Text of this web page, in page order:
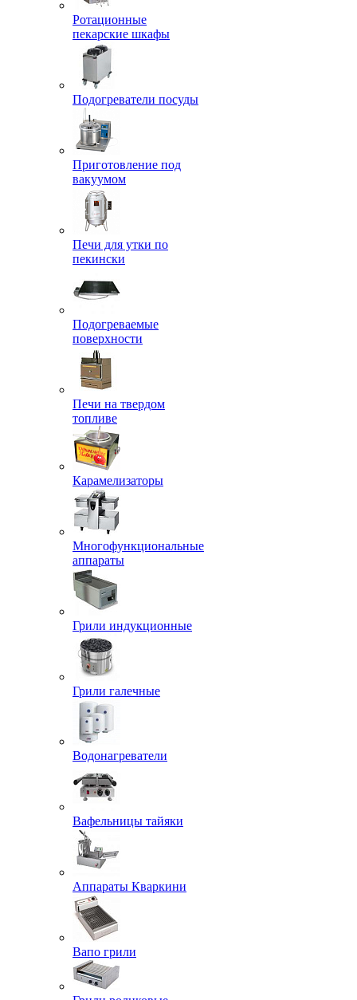
Ротационные
пекарские шкафы
Подогреватели посуды
Приготовление под
вакуумом
Печи для утки по
пекински
Подогреваемые
поверхности
Печи на твердом
топливе
Карамелизаторы
Многофункциональные
аппараты
Грили индукционные
Грили галечные
Водонагреватели
Вафельницы тайяки
Аппараты Кваркини
Вапо грили